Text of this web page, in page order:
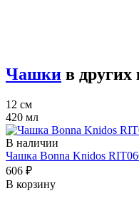
Чашки в других
12 см
420 мл
В наличии
Чашка Bonna Knidos
606 ₽
В корзину